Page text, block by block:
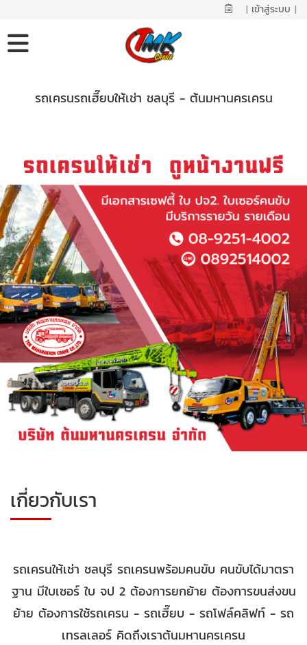
| เข้าสู่ระบบ |
รถเครนรถเฮี๊ยบให้เช่า ชลบุรี - ต้นมหานครเครน
เกี่ยวกับเรา
รถเครนให้เช่า ชลบุรี รถเครนพร้อมคนขับ คนขับได้มาตรา
ฐาน มีใบเซอร์ ใบ จป 2 ต้องการยกย้าย ต้องการขนส่งขน
ย้าย ต้องการใช้รถเครน - รถเฮี๊ยบ - รถโฟล์คลิฟท์ - รถ
เทรลเลอร์ คิดถึงเราต้นมหานครเครน